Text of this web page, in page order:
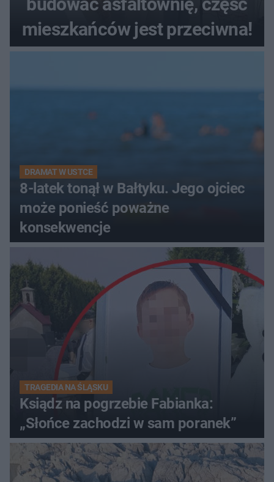
mieszkańców jest przeciwna!
DRAMAT W USTCE
8-latek tonął w Bałtyku. Jego ojciec
może ponieść poważne
konsekwencje
TRAGEDIA NA ŚLĄSKU
Ksiądz na pogrzebie Fabianka:
„Słońce zachodzi w sam poranek”